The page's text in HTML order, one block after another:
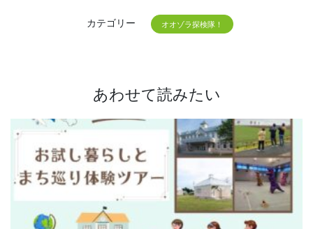
カテゴリー オオゾラ探検隊！
あわせて読みたい